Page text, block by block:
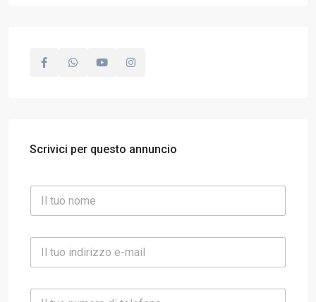
Scrivici per questo annuncio
N
m
E
a
I